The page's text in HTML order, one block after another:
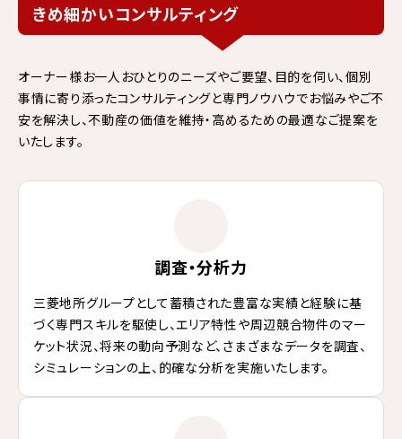
きめ細かいコンサルティング
オーナー様お一人おひとりのニーズやご要望、目的を伺い、個別
事情に寄り添ったコンサルティングと専門ノウハウでお悩みやご不
安を解決し、不動産の価値を維持・高めるための最適なご提案を
いたします。
調査・分析力
三菱地所グループとして蓄積された豊富な実績と経験に基
づく専門スキルを駆使し、エリア特性や周辺競合物件のマー
ケット状況、将来の動向予測など、さまざまなデータを調査、
シミュレーションの上、的確な分析を実施いたします。